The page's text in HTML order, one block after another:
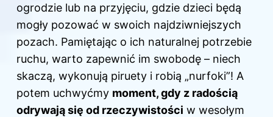
ogrodzie lub na przyjęciu, gdzie dzieci będą
mogły pozować w swoich najdziwniejszych
pozach. Pamiętając o ich naturalnej potrzebie
ruchu, warto zapewnić im swobodę – niech
skaczą, wykonują piruety i robią „nurfoki”! A
potem uchwyćmy moment, gdy z radością
odrywają się od rzeczywistości w wesołym